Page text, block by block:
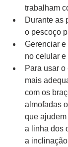
trabalham
Durante as
o pescoço
Gerenciar
no celular
Para usar
mais
com os
almofadas
que
a linha dos
a